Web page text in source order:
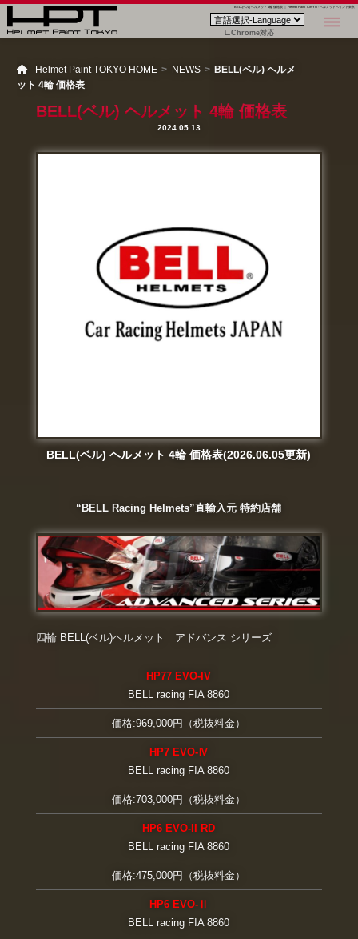
BELL(ベル) ヘルメット 4輪 価格表 ｜ Helmet Paint TOKYO - ヘルメットペイント東京
Chrome対応
Helmet Paint TOKYO HOME NEWS
BELL(ベル) ヘルメ
ット 4輪 価格表
BELL(ベル) ヘルメット 4輪 価格表
2024.05.13
BELL(ベル) ヘルメット 4輪 価格表(2026.06.05更新)
“BELL Racing Helmets”直輸入元 特約店舗
四輪 BELL(ベル)ヘルメット アドバンス シリーズ
HP77 EVO-IV
BELL racing FIA 8860
価格:969,000円（税抜料金）
HP7 EVO-Ⅳ
BELL racing FIA 8860
価格:703,000円（税抜料金）
HP6 EVO-II RD
BELL racing FIA 8860
価格:475,000円（税抜料金）
HP6 EVO-Ⅱ
BELL racing FIA 8860